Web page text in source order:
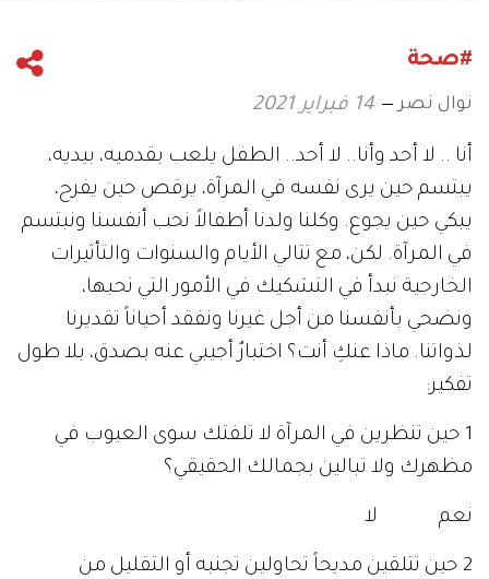
#صحة
نوال نصر 14 فبراير 2021
أنا .. لا أحد وأنا.. لا أحد.. الطفل يلعب بقدميه، بيديه،
يبتسم حين يرى نفسه في المرآة، يرقص حين يفرح،
يبكي حين يجوع. وكلنا ولدنا أطفالاً نحب أنفسنا ونبتسم
في المرآة. لكن، مع تتالي الأيام والسنوات والتأثيرات
الخارجية نبدأ في التشكيك في الأمور التي نحبها،
ونضحي بأنفسنا من أجل غيرنا ونفقد أحياناً تقديرنا
لذواتنا. ماذا عنكِ أنت؟ اختبارٌ أجيبي عنه بصدق، بلا طول
تفكير:
1 حين تنظرين في المرآة لا تلفتك سوى العيوب في
مظهرك ولا تبالين بجمالك الحقيقي؟
نعم لا
2 حين تتلقين مديحاً تحاولين تجنبه أو التقليل من